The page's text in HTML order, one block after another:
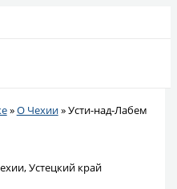
»О Чехии»Усти-над-Лабем